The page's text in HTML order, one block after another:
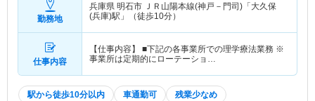
勤務地
兵庫県 明石市 ＪＲ山陽本線(神戸－門司)「大久保
(兵庫)駅」（徒歩10分）
仕事内容
【仕事内容】 ■下記の各事業所での理学療法業務 ※
事業所は定期的にローテーショ…
駅から徒歩10分以内 車通勤可 残業少なめ